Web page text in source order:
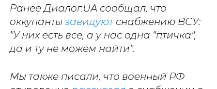
Ранее Диалог.UA сообщал, что
оккупанты завидуютснабжению ВСУ:
"У них есть все, а у нас одна "птичка",
да и ту не можем найти".
Мы также писали, что военный РФ